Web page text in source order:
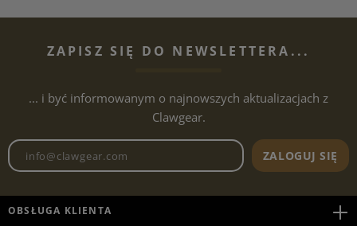
ZAPISZ SIĘ DO NEWSLETTERA...
... i być informowanym o najnowszych aktualizacjach z
Clawgear.
Adres e-mailowy biuletynu
ZALOGUJ SIĘ
OBSŁUGA KLIENTA